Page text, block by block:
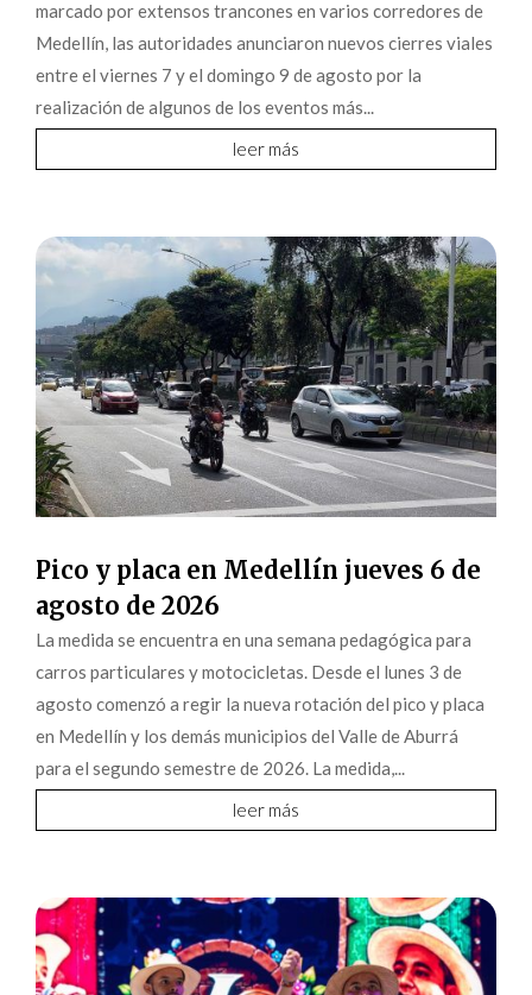
marcado por extensos trancones en varios corredores de
Medellín, las autoridades anunciaron nuevos cierres viales
entre el viernes 7 y el domingo 9 de agosto por la
realización de algunos de los eventos más...
leer más
Pico y placa en Medellín jueves 6 de
agosto de 2026
La medida se encuentra en una semana pedagógica para
carros particulares y motocicletas. Desde el lunes 3 de
agosto comenzó a regir la nueva rotación del pico y placa
en Medellín y los demás municipios del Valle de Aburrá
para el segundo semestre de 2026. La medida,...
leer más